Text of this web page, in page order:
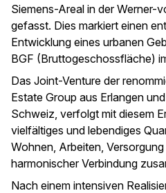
Siemens-Areal in der Werner-
gefasst. Dies markiert einen
Entwicklung eines urbanen
BGF (Bruttogeschossfläche)
Das Joint-Venture der
Estate Group aus Erlangen
Schweiz, verfolgt mit diesem
vielfältiges und lebendiges
Wohnen, Arbeiten,
harmonischer Verbindung
Nach einem intensiven